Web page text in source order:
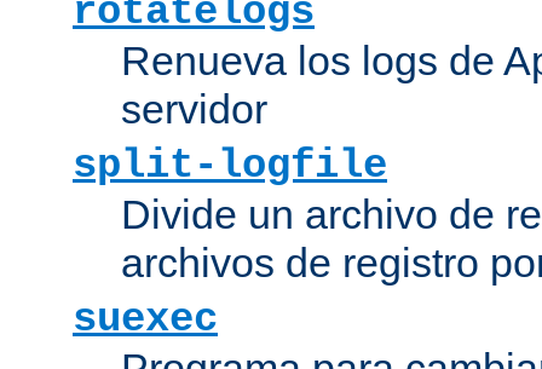
rotatelogs
Renueva los logs de
servidor
split-logfile
Divide un archivo de
archivos de registro
suexec